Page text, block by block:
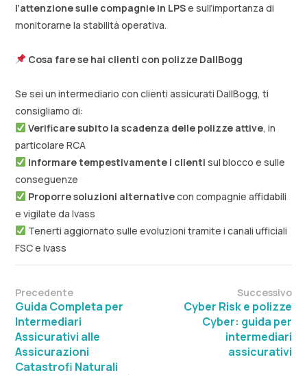
l’attenzione sulle compagnie in LPSe sull’importanza di
monitorarne la stabilità operativa.
Cosa fare se hai clienti con polizze DallBogg
Se sei un intermediario con clienti assicurati DallBogg, ti
consigliamo di:
Verificare subito la scadenza delle polizze attive, in
particolare RCA
Informare tempestivamente i clienti sul blocco e sulle
conseguenze
Proporre soluzioni alternativecon compagnie affidabili
e vigilate da Ivass
Tenerti aggiornato sulle evoluzioni tramite i canali ufficiali
FSC e Ivass
Precedente
Guida Completa per
Intermediari
Assicurativi alle
Assicurazioni
Catastrofi Naturali
Successivo
Cyber Risk e polizze
Cyber: guida per
intermediari
assicurativi